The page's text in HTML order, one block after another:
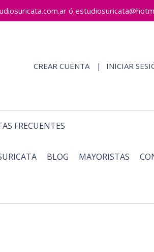
ó
CREAR CUENTA INICIAR
FRECUENTES
BLOG MAYORISTAS